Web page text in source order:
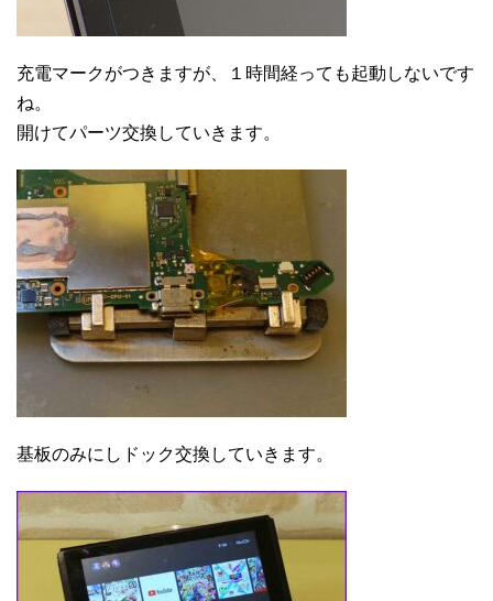
充電マークがつきますが、１時間経っても起動しないです
ね。
開けてパーツ交換していきます。
基板のみにしドック交換していきます。